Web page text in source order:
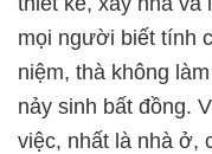
mọi người biết tính
niệm, thà không
nảy sinh bất đồng.
việc, nhất là nhà ở,